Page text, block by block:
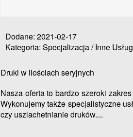
Dodane: 2021-02-17
Kategoria: Specjalizacja / Inne
Druki w ilościach seryjnych
Nasza oferta to bardzo szeroki
Wykonujemy także specjalistyczne
czy uszlachetnianie druków....